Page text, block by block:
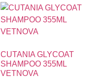
CUTANIA GLYCOAT
SHAMPOO 355ML
VETNOVA